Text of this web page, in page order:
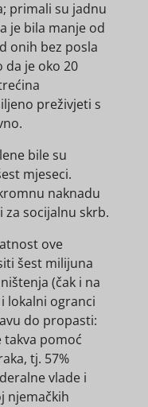
primali su jadnu
je bila manje od
onih bez posla
je oko 20
preživjeti s
bile su
mjeseci.
naknadu
socijalnu skrb.
ove
šest milijuna
(čak i na
lokalni ogranci
do propasti:
takva pomoć
tj. 57%
vlade i
njemačkih